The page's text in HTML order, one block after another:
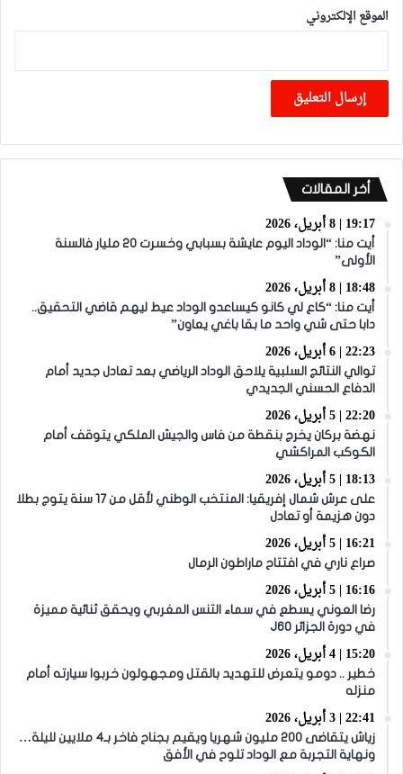
الموقع الإلكتروني
أخر المقالات
19:17 | 8 أبريل، 2026
أيت منا: “الوداد اليوم عايشة بسبابي وخسرت 20 مليار فالسنة
الأولى”
18:48 | 8 أبريل، 2026
أيت منا: “كاع لي كانو كيساعدو الوداد عيط ليهم قاضي التحقيق..
دابا حتى شي واحد ما بقا باغي يعاون”
22:23 | 6 أبريل، 2026
توالي النتائج السلبية يلاحق الوداد الرياضي بعد تعادل جديد أمام
الدفاع الحسني الجديدي
22:20 | 5 أبريل، 2026
نهضة بركان يخرج بنقطة من فاس والجيش الملكي يتوقف أمام
الكوكب المراكشي
18:13 | 5 أبريل، 2026
على عرش شمال إفريقيا: المنتخب الوطني لأقل من 17 سنة يتوج بطلا
دون هزيمة أو تعادل
16:21 | 5 أبريل، 2026
صراع ناري في افتتاح ماراطون الرمال
16:16 | 5 أبريل، 2026
رضا العوني يسطع في سماء التنس المغربي ويحقق ثنائية مميزة
في دورة الجزائر J60
15:20 | 4 أبريل، 2026
خطير .. دومو يتعرض للتهديد بالقتل ومجهولون خربوا سيارته أمام
منزله
22:41 | 3 أبريل، 2026
زياش يتقاضى 200 مليون شهريا ويقيم بجناح فاخر بـ4 ملايين لليلة…
ونهاية التجربة مع الوداد تلوح في الأفق